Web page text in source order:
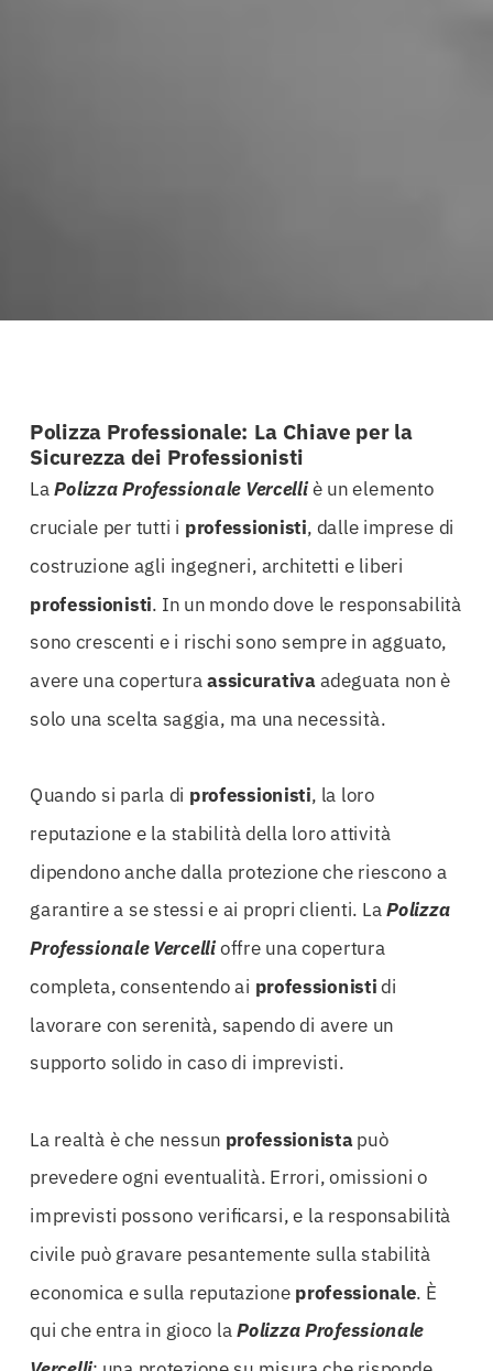
Polizza Professionale: La Chiave per la
Sicurezza dei Professionisti
LaPolizza Professionale Vercelliè un elemento
cruciale per tutti i professionisti, dalle imprese di
costruzione agli ingegneri, architetti e liberi
professionisti. In un mondo dove le responsabilità
sono crescenti e i rischi sono sempre in agguato,
avere una coperturaassicurativaadeguata non è
solo una scelta saggia, ma una necessità.
Quando si parla di professionisti, la loro
reputazione e la stabilità della loro attività
dipendono anche dalla protezione che riescono a
garantire a se stessi e ai propri clienti. LaPolizza
Professionale Vercellioffre una copertura
completa, consentendo ai professionistidi
lavorare con serenità, sapendo di avere un
supporto solido in caso di imprevisti.
La realtà è che nessun professionistapuò
prevedere ogni eventualità. Errori, omissioni o
imprevisti possono verificarsi, e la responsabilità
civile può gravare pesantemente sulla stabilità
economica e sulla reputazione professionale. È
qui che entra in gioco laPolizza Professionale